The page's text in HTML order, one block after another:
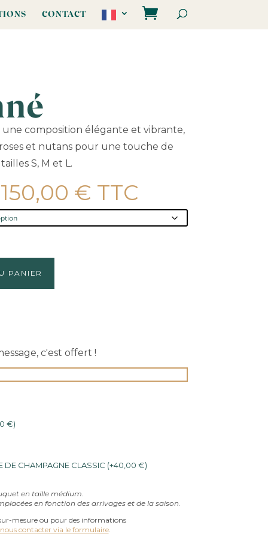
CONTACT
une composition élégante et vibrante,
roses et nutans pour une touche de
S, M et L.
150,00 €Plage
de
TTC
PANIER
c'est offert !
€)
DE CHAMPAGNE CLASSIC (+40,00 €)
en taille médium.
en fonction des arrivages et de la saison.
mesure ou pour des informations
nous contacter via le formulaire.